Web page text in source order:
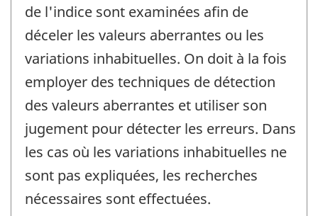
de l'indice sont examinées afin de
déceler les valeurs aberrantes ou les
variations inhabituelles. On doit à la fois
employer des techniques de détection
des valeurs aberrantes et utiliser son
jugement pour détecter les erreurs. Dans
les cas où les variations inhabituelles ne
sont pas expliquées, les recherches
nécessaires sont effectuées.